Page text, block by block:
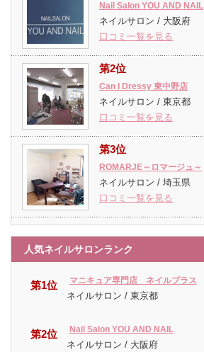
Nail Salon YOU AND NAIL
ネイルサロン / 大阪府
口コミ一覧を見る
第2位
Can I Dressy 東中野店
ネイルサロン / 東京都
口コミ一覧を見る
第3位
ROMARJE～ロマージュ～
ネイルサロン / 埼玉県
口コミ一覧を見る
人気ネイルサロンランク
第1位 マニキュア専門店 ネイルプラス
ネイルサロン / 東京都
第2位 Nail Salon YOU AND NAIL
ネイルサロン / 大阪府